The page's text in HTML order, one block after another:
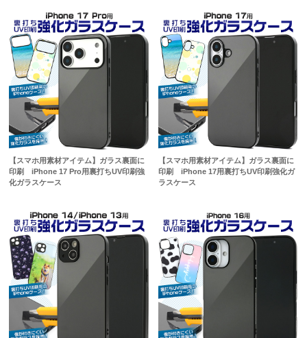
【スマホ用素材アイテム】ガラス裏面に
印刷 iPhone 17 Pro用裏打ちUV印刷強
化ガラスケース
【スマホ用素材アイテム】ガラス裏面に
印刷 iPhone 17用裏打ちUV印刷強化ガ
ラスケース